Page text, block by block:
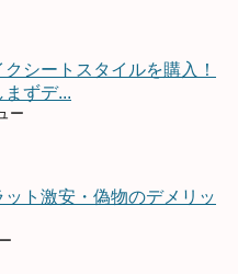
シートスタイルを購入！
まずデ...
ー
ット激安・偽物のデメリッ